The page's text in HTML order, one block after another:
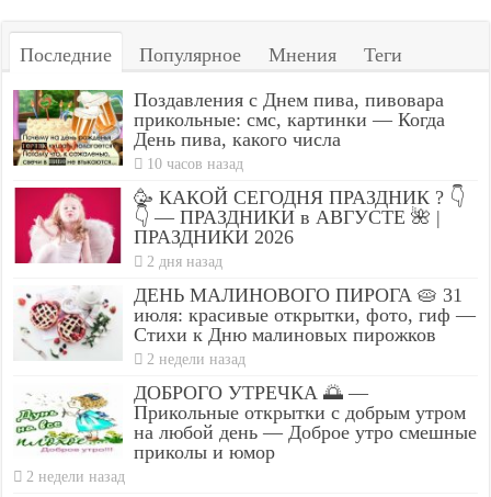
Последние Популярное Мнения Теги
Поздавления с Днем пива, пивовара
прикольные: смс, картинки — Когда
День пива, какого числа
10 часов назад
🥳 КАКОЙ СЕГОДНЯ ПРАЗДНИК ? 👇
👇 — ПРАЗДНИКИ в АВГУСТЕ 🌺 |
ПРАЗДНИКИ 2026
2 дня назад
ДЕНЬ МАЛИНОВОГО ПИРОГА 🥧 31
июля: красивые открытки, фото, гиф —
Стихи к Дню малиновых пирожков
2 недели назад
ДОБРОГО УТРЕЧКА 🌅 —
Прикольные открытки с добрым утром
на любой день — Доброе утро смешные
приколы и юмор
2 недели назад